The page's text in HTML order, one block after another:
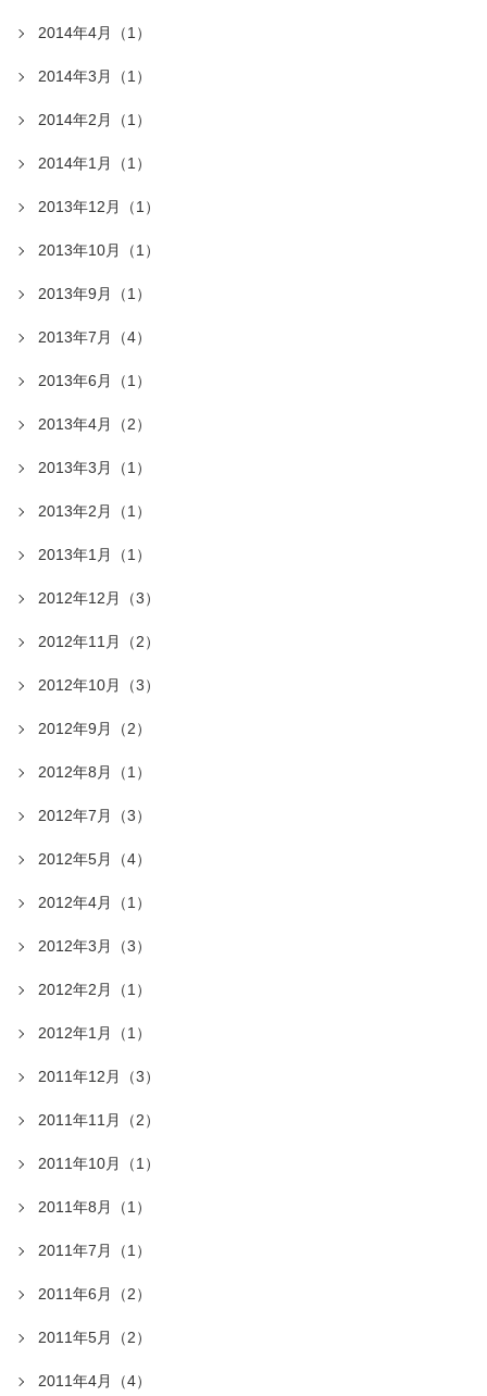
2014年4月（1）
2014年3月（1）
2014年2月（1）
2014年1月（1）
2013年12月（1）
2013年10月（1）
2013年9月（1）
2013年7月（4）
2013年6月（1）
2013年4月（2）
2013年3月（1）
2013年2月（1）
2013年1月（1）
2012年12月（3）
2012年11月（2）
2012年10月（3）
2012年9月（2）
2012年8月（1）
2012年7月（3）
2012年5月（4）
2012年4月（1）
2012年3月（3）
2012年2月（1）
2012年1月（1）
2011年12月（3）
2011年11月（2）
2011年10月（1）
2011年8月（1）
2011年7月（1）
2011年6月（2）
2011年5月（2）
2011年4月（4）